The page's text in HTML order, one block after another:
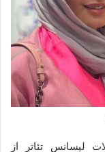
لیسانس تئاتر از